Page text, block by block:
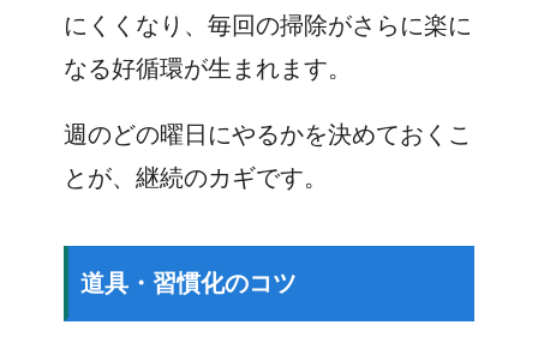
にくくなり、毎回の掃除がさらに楽に
なる好循環が生まれます。
週のどの曜日にやるかを決めておくこ
とが、継続のカギです。
道具・習慣化のコツ